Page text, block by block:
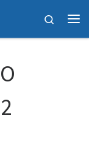
Search